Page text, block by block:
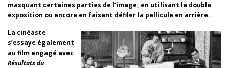
masquant certaines parties de l’image, en utilisant la double
exposition ou encore en faisant défiler la pellicule en arrière.
La cinéaste
s’essaye également
au film engagé avec
Résultats du